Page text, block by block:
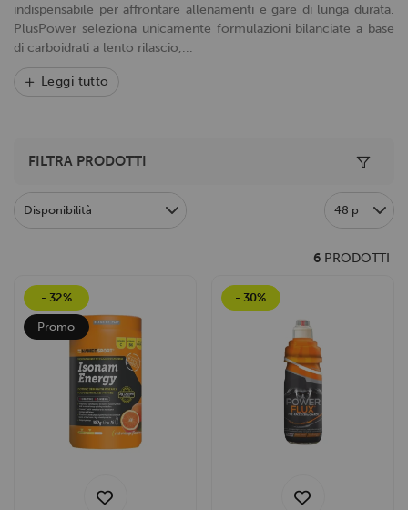
indispensabile per affrontare allenamenti e gare di lunga durata.
PlusPower seleziona unicamente formulazioni bilanciate a base
di carboidrati a lento rilascio,...
Leggi tutto
Toggle
FILTRA PRODOTTI
Disponibilità 48 p
6 PRODOTTI
- 32%
Promo
- 30%